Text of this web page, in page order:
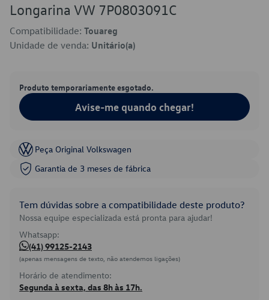
Longarina VW 7P0803091C
Compatibilidade: Touareg
Unidade de venda: Unitário(a)
Produto temporariamente esgotado.
Avise-me quando chegar!
Peça Original Volkswagen
Garantia de 3 meses de fábrica
Tem dúvidas sobre a compatibilidade deste produto?
Nossa equipe especializada está pronta para ajudar!
Whatsapp:
(41) 99125-2143
(apenas mensagens de texto, não atendemos ligações)
Horário de atendimento:
Segunda à sexta, das 8h às 17h.